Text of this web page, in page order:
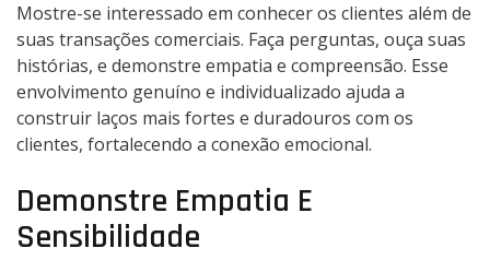
Mostre-se interessado em conhecer os clientes além de
suas transações comerciais. Faça perguntas, ouça suas
histórias, e demonstre empatia e compreensão. Esse
envolvimento genuíno e individualizado ajuda a
construir laços mais fortes e duradouros com os
clientes, fortalecendo a conexão emocional.
Demonstre Empatia E
Sensibilidade